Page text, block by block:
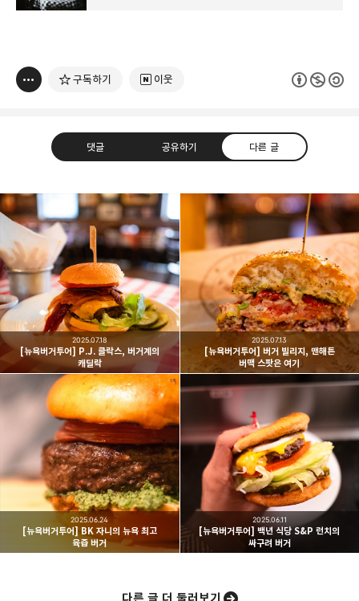
구독하기 이웃
댓글 공유하기 다른 글
빛으로 쓴 편지
취미분야 크리에이터
여행하고 사진을 찍습니다. 생각을 덧붙입니다.
구독하기
구독하기 카카오톡 라인 트위터
카카오스토리 밴드
[뉴욕버거투어] P.J. 클락스, 버거계의
캐딜락
2025.07.18
[뉴욕버거투어] 버거 빌리지, 맨해튼
버맥 스팟은 여기
2025.07.13
[뉴욕버거투어] BK 자니의 뉴욕 최고
육즙 버거
2025.06.24
[뉴욕버거투어] 백년 식당 S&P 런치의
싸구려 버거
2025.06.11